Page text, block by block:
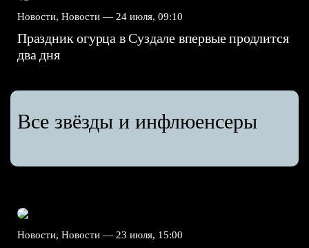
Новости, Новости — 24 июля, 09:10
Праздник огурца в Суздале впервые продлится
два дня
Все звёзды и инфлюенсеры
Новости, Новости — 23 июля, 15:00